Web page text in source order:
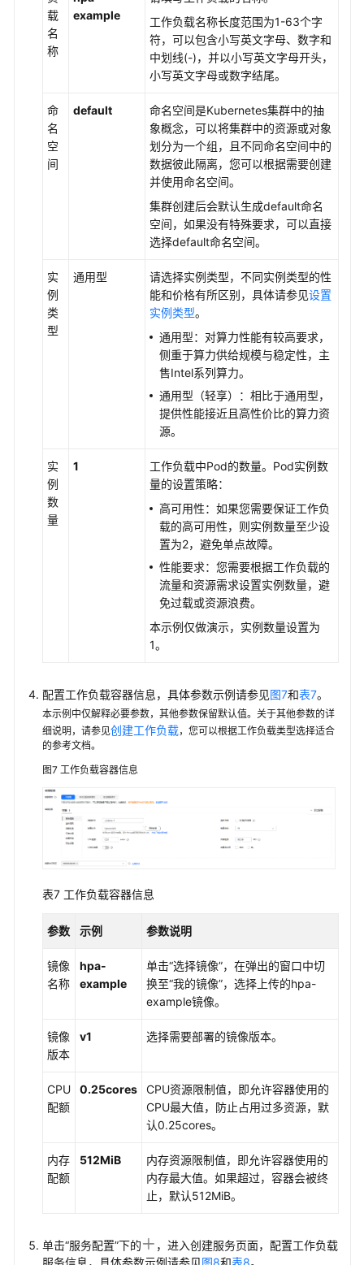
载
名
称
example
工作负载名称长度范围为1-63个字
符，可以包含小写英文字母、数字和
中划线(-)，并以小写英文字母开头，
小写英文字母或数字结尾。
命
名
空
间
default
命名空间是Kubernetes集群中的抽
象概念，可以将集群中的资源或对象
划分为一个组，且不同命名空间中的
数据彼此隔离，您可以根据需要创建
并使用命名空间。
集群创建后会默认生成default命名
空间，如果没有特殊要求，可以直接
选择default命名空间。
实
例
类
型
通用型
请选择实例类型，不同实例类型的性
能和价格有所区别，具体请参见设置
实例类型。
通用型：对算力性能有较高要求，
侧重于算力供给规模与稳定性，主
售Intel系列算力。
通用型（轻享）：相比于通用型，
提供性能接近且高性价比的算力资
源。
实
例
数
量
1
工作负载中Pod的数量。Pod实例数
量的设置策略：
高可用性：如果您需要保证工作负
载的高可用性，则实例数量至少设
置为2，避免单点故障。
性能要求：您需要根据工作负载的
流量和资源需求设置实例数量，避
免过载或资源浪费。
本示例仅做演示，实例数量设置为
1。
配置工作负载容器信息，具体参数示例请参见图7和表7。
本示例中仅解释必要参数，其他参数保留默认值。关于其他参数的详
细说明，请参见创建工作负载，您可以根据工作负载类型选择适合
的参考文档。
图7 工作负载容器信息
表7 工作负载容器信息
参数 示例 参数说明
镜像
名称
hpa-
example
单击“选择镜像”，在弹出的窗口中切
换至“我的镜像”，选择上传的hpa-
example镜像。
镜像
版本
v1 选择需要部署的镜像版本。
CPU
配额
0.25cores
CPU资源限制值，即允许容器使用的
CPU最大值，防止占用过多资源，默
认0.25cores。
内存
配额
512MiB
内存资源限制值，即允许容器使用的
内存最大值。如果超过，容器会被终
止，默认512MiB。
单击“服务配置”下的
，进入创建服务页面，配置工作负载
服务信息，具体参数示例请参见图8和表8。